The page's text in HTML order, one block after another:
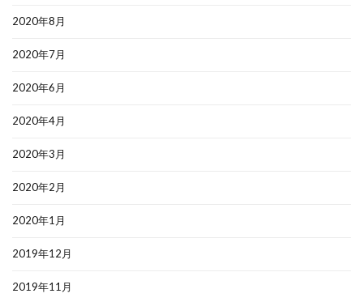
2020年8月
2020年7月
2020年6月
2020年4月
2020年3月
2020年2月
2020年1月
2019年12月
2019年11月